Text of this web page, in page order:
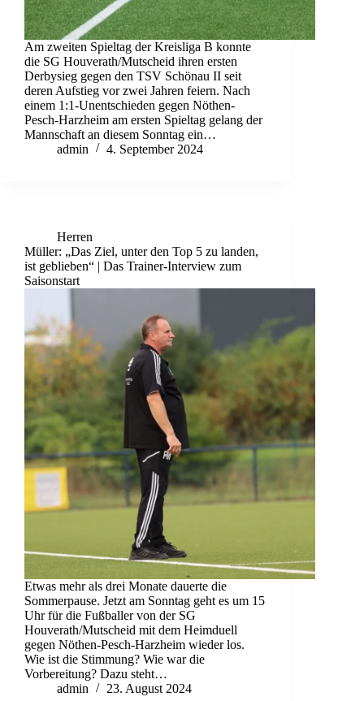
Am zweiten Spieltag der Kreisliga B konnte
die SG Houverath/Mutscheid ihren ersten
Derbysieg gegen den TSV Schönau II seit
deren Aufstieg vor zwei Jahren feiern. Nach
einem 1:1-Unentschieden gegen Nöthen-
Pesch-Harzheim am ersten Spieltag gelang der
Mannschaft an diesem Sonntag ein…
admin
4. September 2024
Herren
Müller: „Das Ziel, unter den Top 5 zu landen,
ist geblieben“ | Das Trainer-Interview zum
Saisonstart
Etwas mehr als drei Monate dauerte die
Sommerpause. Jetzt am Sonntag geht es um 15
Uhr für die Fußballer von der SG
Houverath/Mutscheid mit dem Heimduell
gegen Nöthen-Pesch-Harzheim wieder los.
Wie ist die Stimmung? Wie war die
Vorbereitung? Dazu steht…
admin
23. August 2024